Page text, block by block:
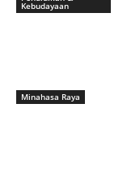
Kebudayaan
Minahasa Raya